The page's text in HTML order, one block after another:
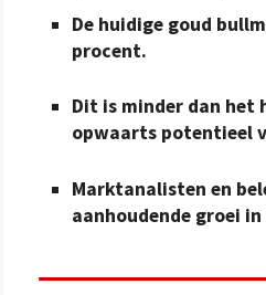
De huidige goud
procent.
Dit is minder dan het
opwaarts potentieel
Marktanalisten en
aanhoudende groei